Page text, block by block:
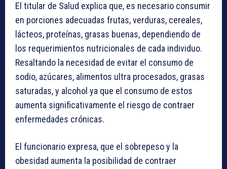
El titular de Salud explica que, es necesario consumir
en porciones adecuadas frutas, verduras, cereales,
lácteos, proteínas, grasas buenas, dependiendo de
los requerimientos nutricionales de cada individuo.
Resaltando la necesidad de evitar el consumo de
sodio, azúcares, alimentos ultra procesados, grasas
saturadas, y alcohol ya que el consumo de estos
aumenta significativamente el riesgo de contraer
enfermedades crónicas.
El funcionario expresa, que el sobrepeso y la
obesidad aumenta la posibilidad de contraer